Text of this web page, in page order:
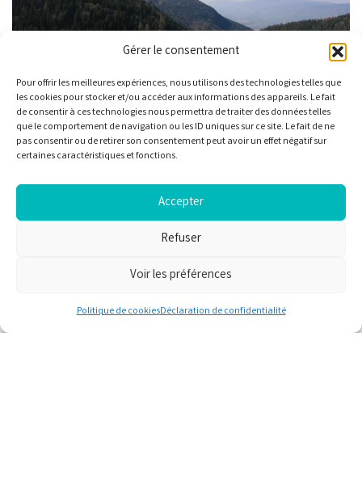
Gérer le consentement
Pour offrir les meilleures expériences, nous utilisons des technologies telles que
les cookies pour stocker et/ou accéder aux informations des appareils. Le fait
de consentir à ces technologies nous permettra de traiter des données telles
que le comportement de navigation ou les ID uniques sur ce site. Le fait de ne
pas consentir ou de retirer son consentement peut avoir un effet négatif sur
certaines caractéristiques et fonctions.
Accepter
Refuser
Voir les préférences
Politique de cookiesDéclaration de confidentialité